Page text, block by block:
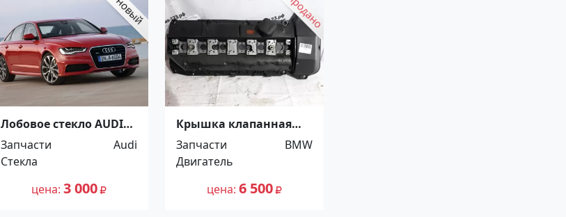
Лобовое стекло AUDI
A6 2011-2018 Краснодар
Запчасти
Audi
Стекла
цена 3 000
Крышка клапанная
BMW X5 E53 M54B30
Краснодар
Запчасти
BMW
Двигатель
цена 6 500